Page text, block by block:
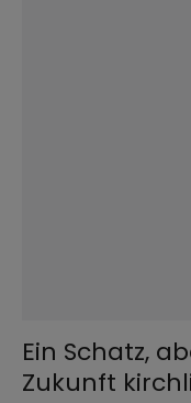
Ein Schatz,
Zukunft